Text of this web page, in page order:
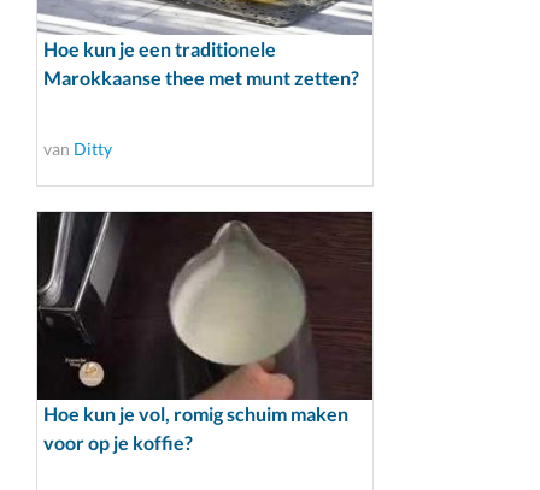
Hoe kun je een traditionele
Marokkaanse thee met munt zetten?
van Ditty
Hoe kun je vol, romig schuim maken
voor op je koffie?